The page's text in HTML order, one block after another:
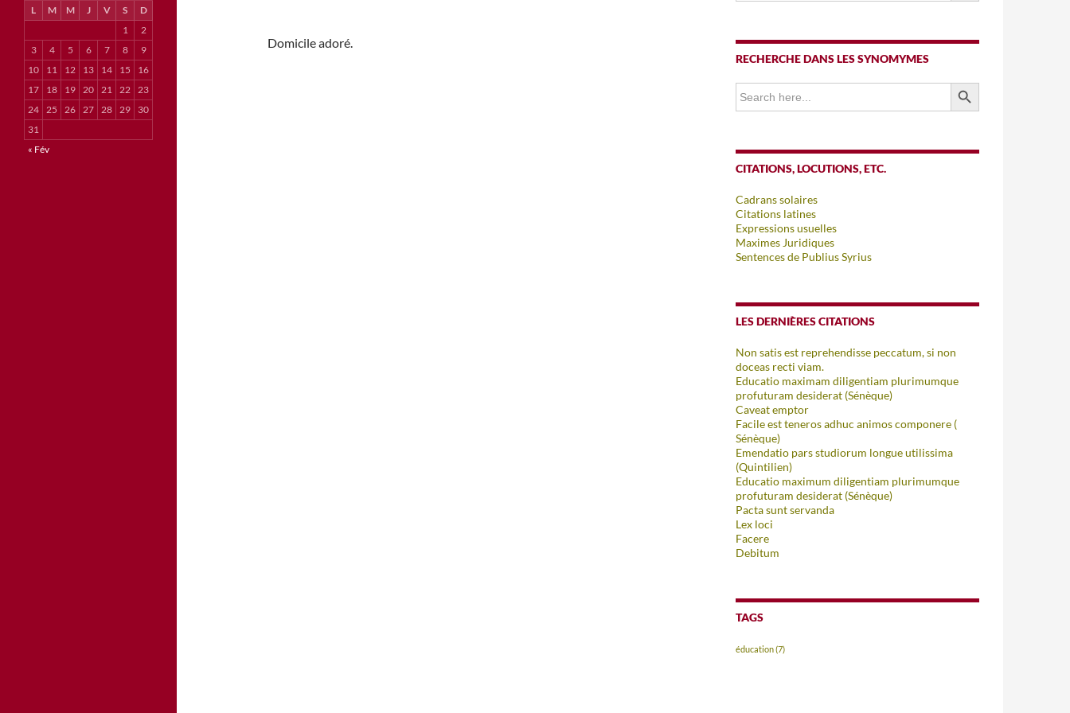
Domicile adoré.
RECHERCHE DANS LES SYNOMYMES
Search
for:
SEARCH BUTTON
CITATIONS, LOCUTIONS, ETC.
Cadrans solaires
Citations latines
Expressions usuelles
Maximes Juridiques
Sentences de Publius Syrius
LES DERNIÈRES CITATIONS
Non satis est reprehendisse peccatum, si non
doceas recti viam.
Educatio maximam diligentiam plurimumque
profuturam desiderat (Sénèque)
Caveat emptor
Facile est teneros adhuc animos componere (
Sénèque)
Emendatio pars studiorum longue utilissima
(Quintilien)
Educatio maximum diligentiam plurimumque
profuturam desiderat (Sénèque)
Pacta sunt servanda
Lex loci
Facere
Debitum
TAGS
éducation(7)
L M M J V S
D
1
2
3
4 5 6 7 8
9
10
11 12 13 14 15
16
17
18 19 20 21 22 23
24 25 26 27 28 29
30
31
« Fév